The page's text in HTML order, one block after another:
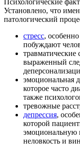
Психологические
Установлено, что
патологический
стресс,
побуждают
выраженный
эмоциональная
которое часто
также
тревожные
депрессия,
которой
эмоциональную
неловкость и